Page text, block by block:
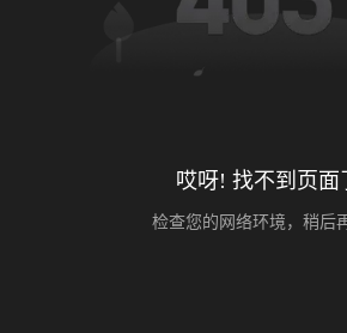
哎呀! 找不到页面
检查您的网络环境，稍后